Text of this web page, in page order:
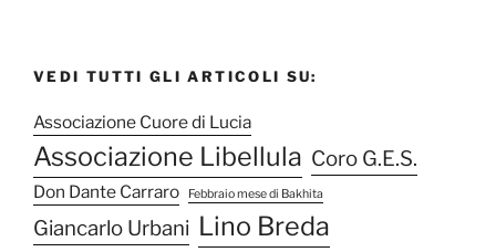
VEDI TUTTI GLI ARTICOLI SU:
Associazione Cuore di Lucia
Associazione Libellula Coro G.E.S.
Don Dante Carraro Febbraio mese di Bakhita
Giancarlo Urbani Lino Breda